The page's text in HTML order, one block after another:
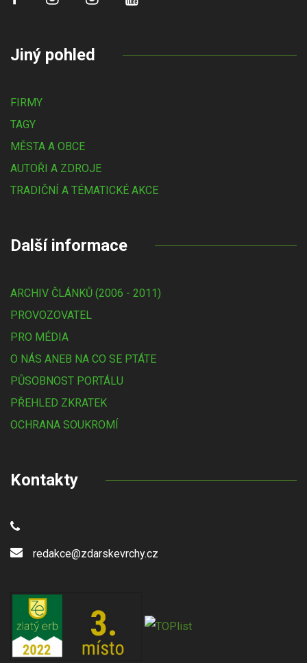
Jiný pohled
FIRMY
TAGY
MĚSTA A OBCE
AUTOŘI A ZDROJE
TRADIČNÍ A TÉMATICKÉ AKCE
Další informace
ARCHIV ČLÁNKŮ (2006 - 2011)
PROVOZOVATEL
PRO MÉDIA
O NÁS ANEB NA CO SE PTÁTE
PŮSOBNOST PORTÁLU
PŘEHLED ZKRATEK
OCHRANA SOUKROMÍ
Kontakty
redakce@zdarskevrchy.cz